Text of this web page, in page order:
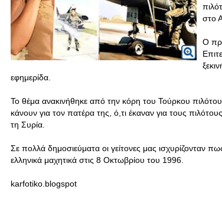
στο
Ο
εφημερίδα.
Το θέμα ανακινήθηκε από την κόρη του Τούρκου
κάνουν για τον πατέρα της, ό,τι έκαναν για τους
τη Συρία.
Σε πολλά δημοσιεύματα οι γείτονες μας ισχυρίζονταν
ελληνικά μαχητικά στις 8 Οκτωβρίου του 1996.
karfotiko.blogspot